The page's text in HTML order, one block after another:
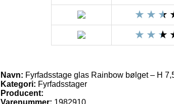
Navn: Fyrfadsstage glas Rainbow bølget – H
Kategori: Fyrfadsstager
Producent:
Varenummer: 1982910